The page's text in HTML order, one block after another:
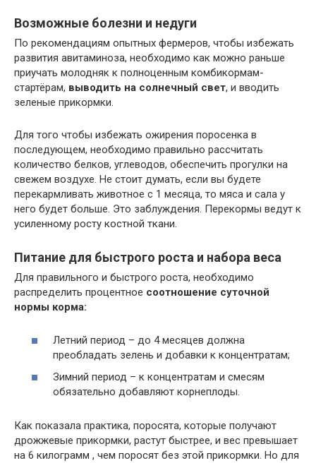
Возможные болезни и недуги
По рекомендациям опытных фермеров, чтобы избежать
развития авитаминоза, необходимо как можно раньше
приучать молодняк к полноценным комбикормам-
стартёрам, выводить на солнечный свет, и вводить
зеленые прикормки.
Для того чтобы избежать ожирения поросенка в
последующем, необходимо правильно рассчитать
количество белков, углеводов, обеспечить прогулки на
свежем воздухе. Не стоит думать, если вы будете
перекармливать животное с 1 месяца, то мяса и сала у
него будет больше. Это заблуждения. Перекормы ведут к
усиленному росту костной ткани.
Питание для быстрого роста и набора веса
Для правильного и быстрого роста, необходимо
распределить процентное соотношение суточной
нормы корма:
Летний период – до 4 месяцев должна
преобладать зелень и добавки к концентратам;
Зимний период – к концентратам и смесям
обязательно добавляют корнеплоды.
Как показала практика, поросята, которые получают
дрожжевые прикормки, растут быстрее, и вес превышает
на 6 килограмм , чем поросят без этой прикормки. Но для